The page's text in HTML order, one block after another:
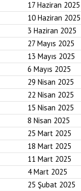
17 Haziran 2025
10 Haziran 2025
3 Haziran 2025
27 Mayıs 2025
13 Mayıs 2025
6 Mayıs 2025
29 Nisan 2025
22 Nisan 2025
15 Nisan 2025
8 Nisan 2025
25 Mart 2025
18 Mart 2025
11 Mart 2025
4 Mart 2025
25 Şubat 2025